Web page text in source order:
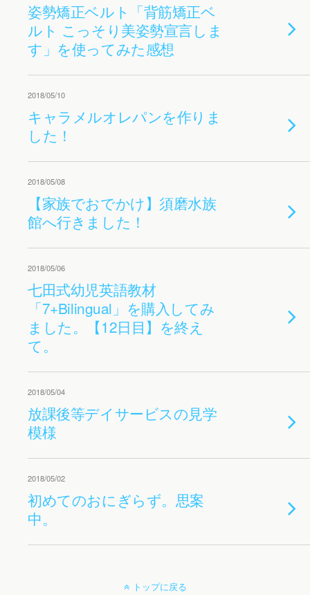
姿勢矯正ベルト「背筋矯正ベ
ルト こっそり美姿勢宣言しま
す」を使ってみた感想
2018/05/10
キャラメルオレパンを作りま
した！
2018/05/08
【家族でおでかけ】須磨水族
館へ行きました！
2018/05/06
七田式幼児英語教材
「7+Bilingual」を購入してみ
ました。【12日目】を終え
て。
2018/05/04
放課後等デイサービスの見学
模様
2018/05/02
初めてのおにぎらず。思案
中。
トップに戻る